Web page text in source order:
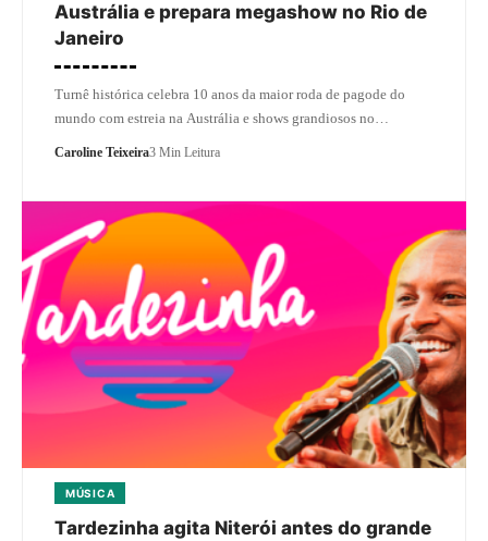
Austrália e prepara megashow no Rio de
Janeiro
Turnê histórica celebra 10 anos da maior roda de pagode do
mundo com estreia na Austrália e shows grandiosos no…
Caroline Teixeira3 Min Leitura
MÚSICA
Tardezinha agita Niterói antes do grande